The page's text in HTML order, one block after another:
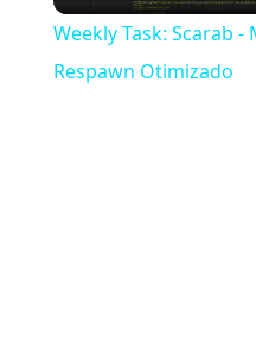
Weekly Task: Scarab
Respawn Otimizado